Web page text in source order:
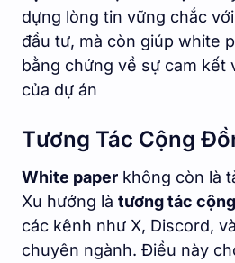
dựng lòng tin vững chắc
đầu tư, mà còn giúp white
bằng chứng về sự cam kết
của dự án
Tương Tác Cộng
White paper không còn là
Xu hướng là tương tác
các kênh như X, Discord,
chuyên ngành. Điều này